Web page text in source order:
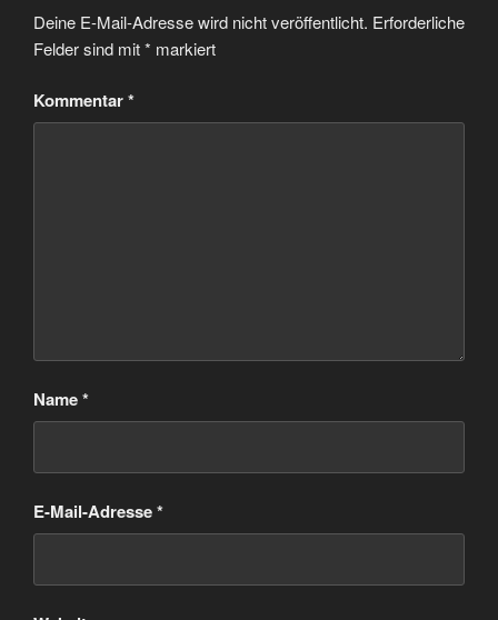
Deine E-Mail-Adresse wird nicht veröffentlicht. Erforderliche
Felder sind mit* markiert
Kommentar*
Name*
E-Mail-Adresse*